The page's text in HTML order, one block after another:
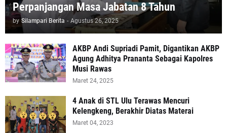
Perpanjangan Masa Jabatan 8 Tahun
by Silampari Berita - Agustus 26, 2025
AKBP Andi Supriadi Pamit, Digantikan AKBP
Agung Adhitya Prananta Sebagai Kapolres
Musi Rawas
Maret 24, 2025
4 Anak di STL Ulu Terawas Mencuri
Kelengkeng, Berakhir Diatas Materai
Maret 04, 2023